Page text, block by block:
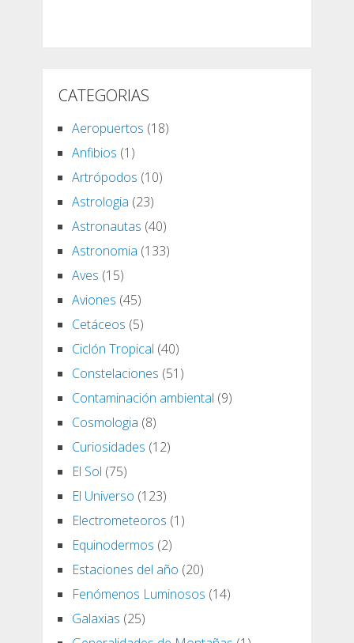
CATEGORIAS
Aeropuertos (18)
Anfibios (1)
Artrópodos (10)
Astrologia (23)
Astronautas (40)
Astronomia (133)
Aves (15)
Aviones (45)
Cetáceos (5)
Ciclón Tropical (40)
Constelaciones (51)
Contaminación ambiental (9)
Cosmologia (8)
Curiosidades (12)
El Sol (75)
El Universo (123)
Electrometeoros (1)
Equinodermos (2)
Estaciones del año (20)
Fenómenos Luminosos (14)
Galaxias (25)